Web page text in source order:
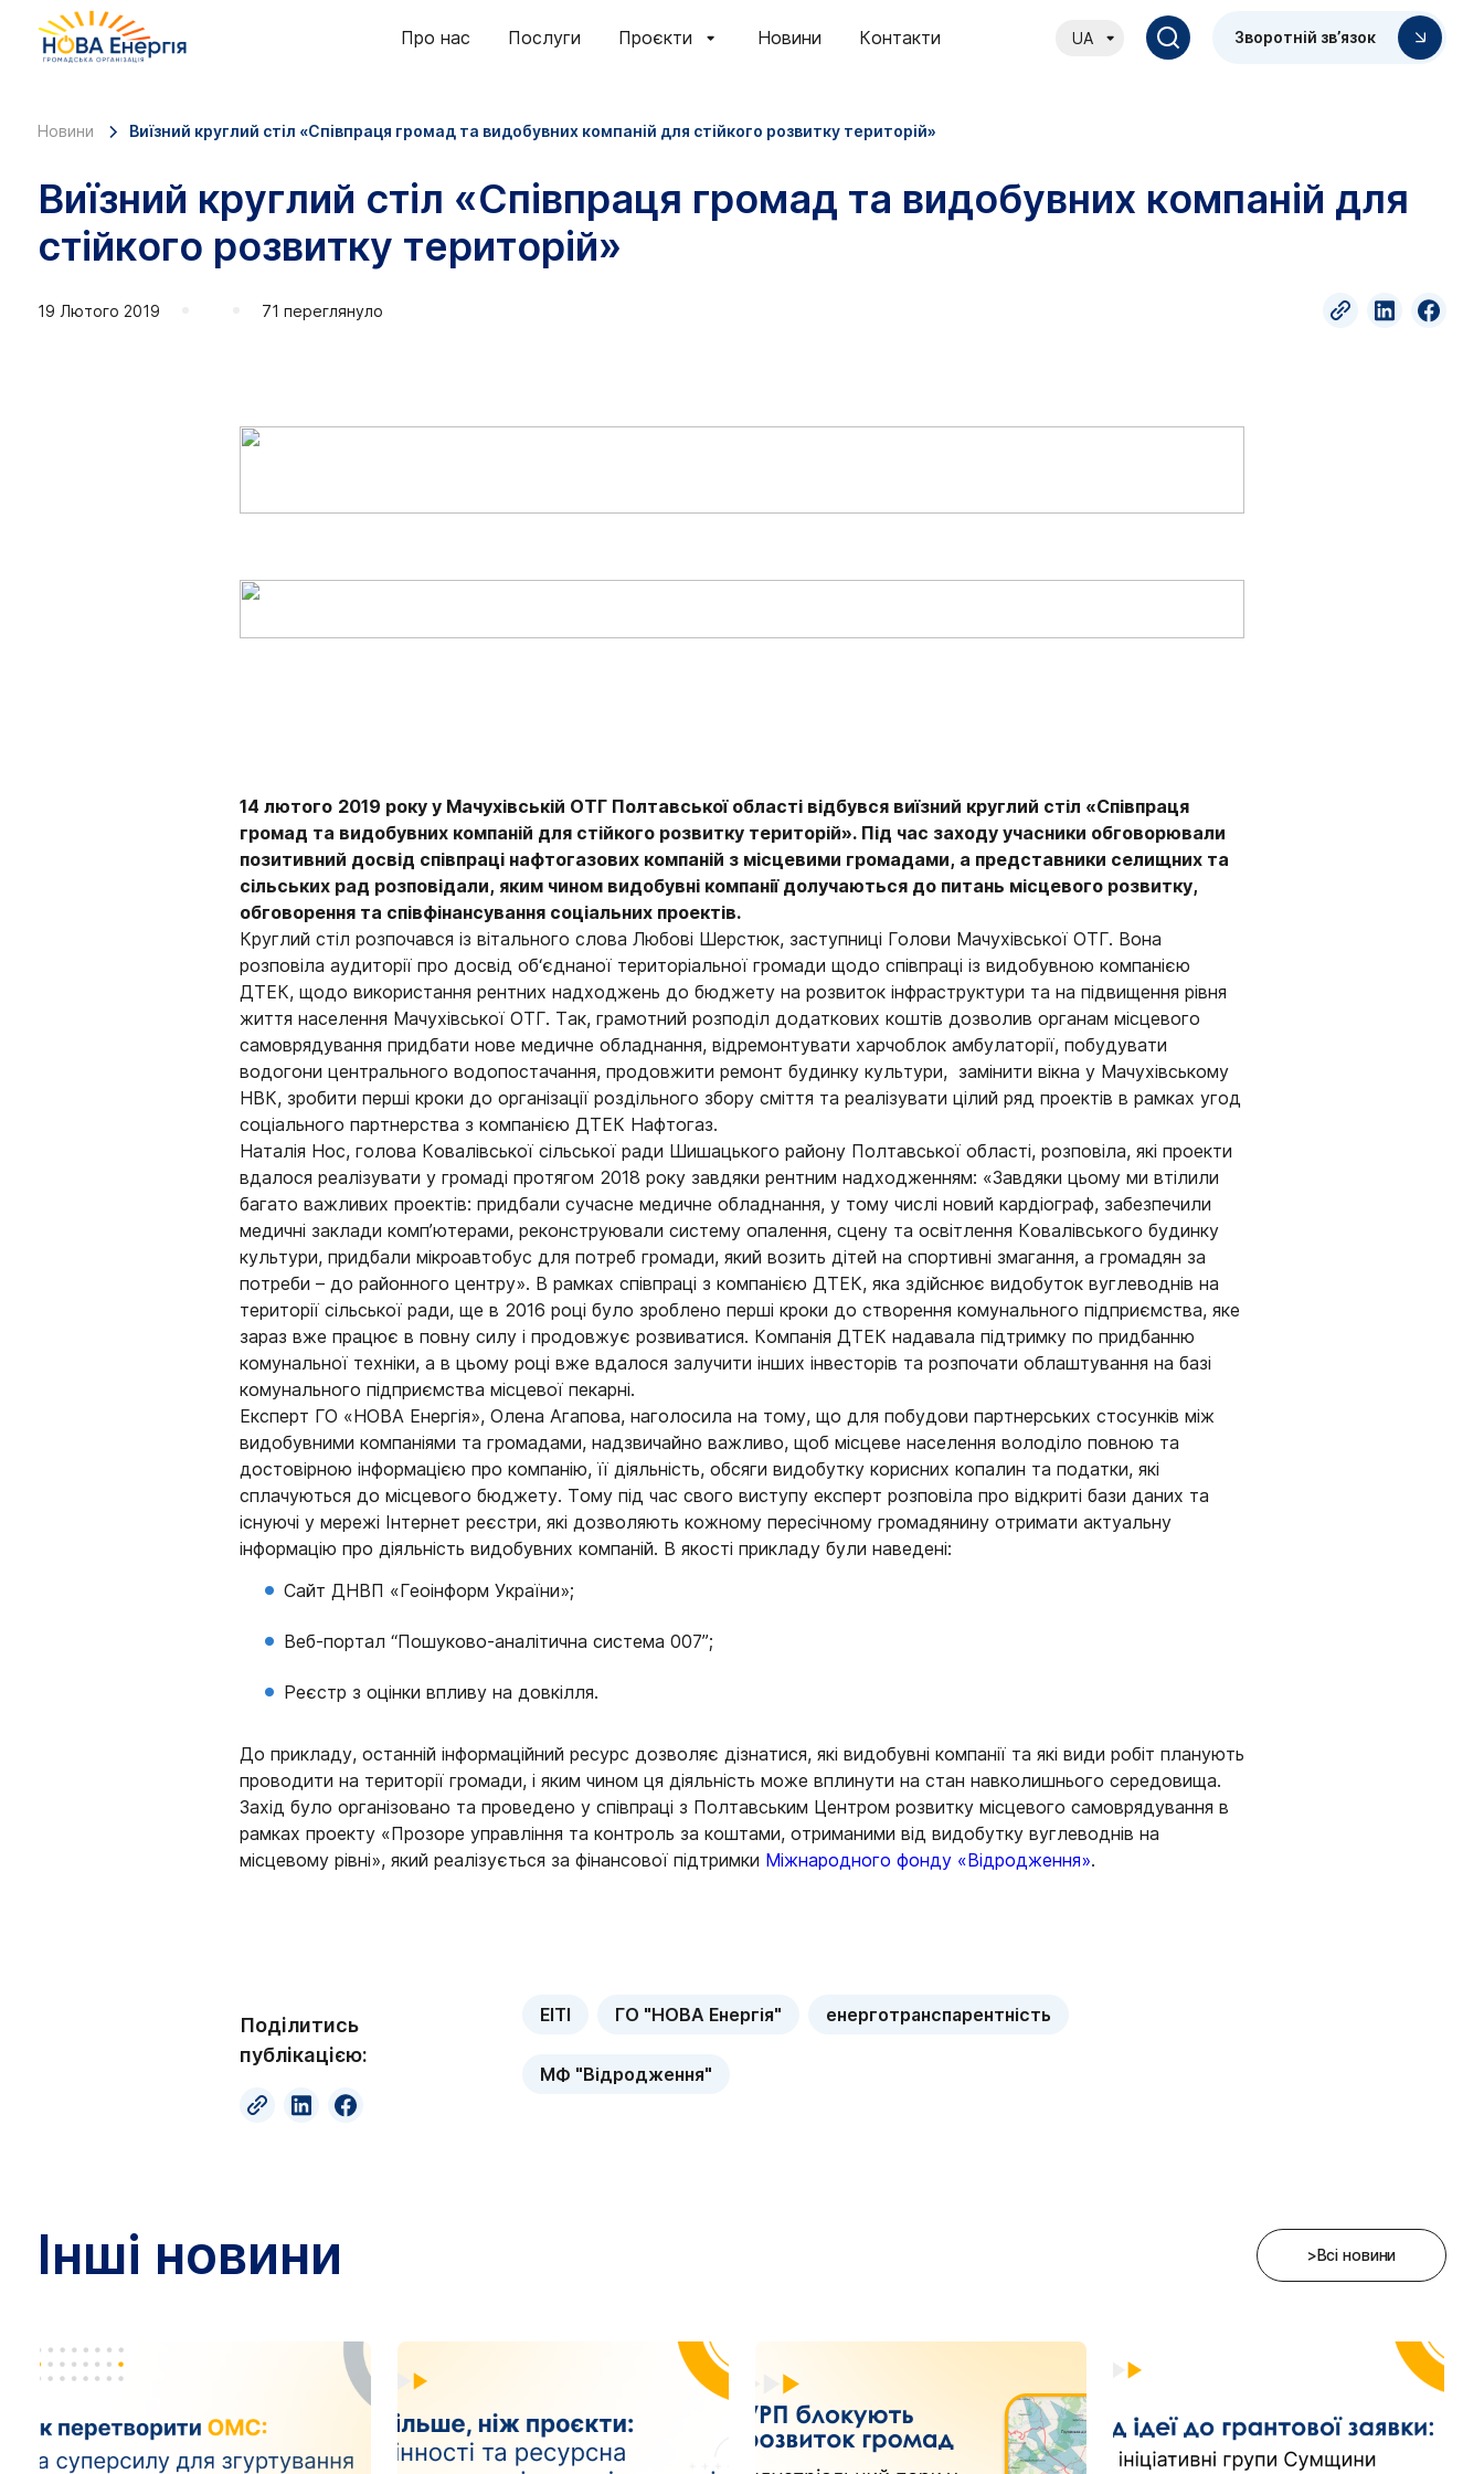
Про нас Послуги Проєкти Новини Контакти UA Зворотній зв’язок
Новини Виїзний круглий стіл «Співпраця громад та видобувних компаній для стійкого розвитку територій»
Виїзний круглий стіл «Співпраця громад та видобувних компаній для
стійкого розвитку територій»
19 Лютого 2019 71 переглянуло
14 лютого 2019 року у Мачухівській ОТГ Полтавської області відбувся виїзний круглий стіл «Співпраця
громад та видобувних компаній для стійкого розвитку територій». Під час заходу учасники обговорювали
позитивний досвід співпраці нафтогазових компаній з місцевими громадами, а представники селищних та
сільських рад розповідали, яким чином видобувні компанії долучаються до питань місцевого розвитку,
обговорення та співфінансування соціальних проектів.
Круглий стіл розпочався із вітального слова Любові Шерстюк, заступниці Голови Мачухівської ОТГ. Вона
розповіла аудиторії про досвід об‘єднаної територіальної громади щодо співпраці із видобувною компанією
ДТЕК, щодо використання рентних надходжень до бюджету на розвиток інфраструктури та на підвищення рівня
життя населення Мачухівської ОТГ. Так, грамотний розподіл додаткових коштів дозволив органам місцевого
самоврядування придбати нове медичне обладнання, відремонтувати харчоблок амбулаторії, побудувати
водогони центрального водопостачання, продовжити ремонт будинку культури, замінити вікна у Мачухівському
НВК, зробити перші кроки до організації роздільного збору сміття та реалізувати цілий ряд проектів в рамках угод
соціального партнерства з компанією ДТЕК Нафтогаз.
Наталія Нос, голова Ковалівської сільської ради Шишацького району Полтавської області, розповіла, які проекти
вдалося реалізувати у громаді протягом 2018 року завдяки рентним надходженням: «Завдяки цьому ми втілили
багато важливих проектів: придбали сучасне медичне обладнання, у тому числі новий кардіограф, забезпечили
медичні заклади комп’ютерами, реконструювали систему опалення, сцену та освітлення Ковалівського будинку
культури, придбали мікроавтобус для потреб громади, який возить дітей на спортивні змагання, а громадян за
потреби – до районного центру». В рамках співпраці з компанією ДТЕК, яка здійснює видобуток вуглеводнів на
території сільської ради, ще в 2016 році було зроблено перші кроки до створення комунального підприємства, яке
зараз вже працює в повну силу і продовжує розвиватися. Компанія ДТЕК надавала підтримку по придбанню
комунальної техніки, а в цьому році вже вдалося залучити інших інвесторів та розпочати облаштування на базі
комунального підприємства місцевої пекарні.
Експерт ГО «НОВА Енергія», Олена Агапова, наголосила на тому, що для побудови партнерських стосунків між
видобувними компаніями та громадами, надзвичайно важливо, щоб місцеве населення володіло повною та
достовірною інформацією про компанію, її діяльність, обсяги видобутку корисних копалин та податки, які
сплачуються до місцевого бюджету. Тому під час свого виступу експерт розповіла про відкриті бази даних та
існуючі у мережі Інтернет реєстри, які дозволяють кожному пересічному громадянину отримати актуальну
інформацію про діяльність видобувних компаній. В якості прикладу були наведені:
Сайт ДНВП «Геоінформ України»;
Веб-портал “Пошуково-аналітична система 007”;
Реєстр з оцінки впливу на довкілля.
До прикладу, останній інформаційний ресурс дозволяє дізнатися, які видобувні компанії та які види робіт планують
проводити на території громади, і яким чином ця діяльність може вплинути на стан навколишнього середовища.
Захід було організовано та проведено у співпраці з Полтавським Центром розвитку місцевого самоврядування в
рамках проекту «Прозоре управління та контроль за коштами, отриманими від видобутку вуглеводнів на
місцевому рівні», який реалізується за фінансової підтримки Міжнародного фонду «Відродження».
Поділитись
публікацією:
EITI ГО "НОВА Енергія" енерготранспарентність
МФ "Відродження"
Інші новини >Всі новини